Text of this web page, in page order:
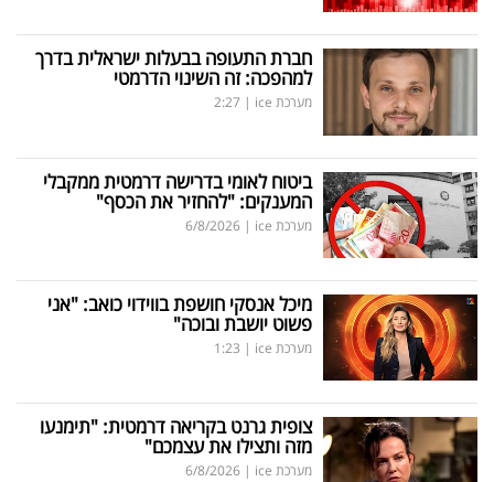
חברת התעופה בבעלות ישראלית בדרך
למהפכה: זה השינוי הדרמטי
מערכת ice |
2:27
ביטוח לאומי בדרישה דרמטית ממקבלי
המענקים: "להחזיר את הכסף"
מערכת ice |
6/8/2026
מיכל אנסקי חושפת בווידוי כואב: "אני
פשוט יושבת ובוכה"
מערכת ice |
1:23
צופית גרנט בקריאה דרמטית: "תימנעו
מזה ותצילו את עצמכם"
מערכת ice |
6/8/2026